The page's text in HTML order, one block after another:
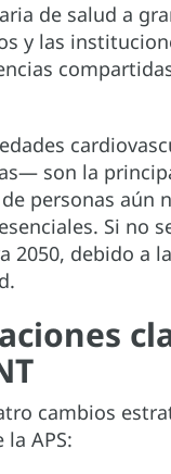
de salud a
y las
son la
personas aún
Si no
2050, debido a
cambios
APS: